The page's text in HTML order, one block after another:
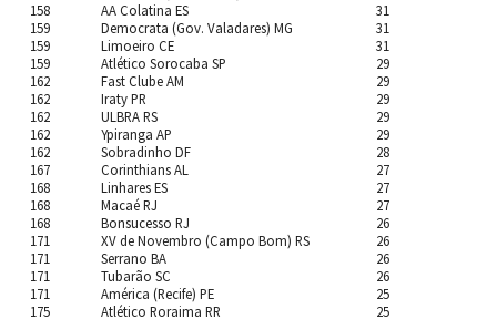
158
159
159
159
162
162
162
162
162
167
168
168
168
171
171
171
171
175
AA Colatina ES
Democrata (Gov. Valadares) MG
Limoeiro CE
Atlético Sorocaba SP
Fast Clube AM
Iraty PR
ULBRA RS
Ypiranga AP
Sobradinho DF
Corinthians AL
Linhares ES
Macaé RJ
Bonsucesso RJ
XV de Novembro (Campo Bom) RS
Serrano BA
Tubarão SC
América (Recife) PE
Atlético Roraima RR
31
31
31
29
29
29
29
29
28
27
27
27
26
26
26
26
25
25